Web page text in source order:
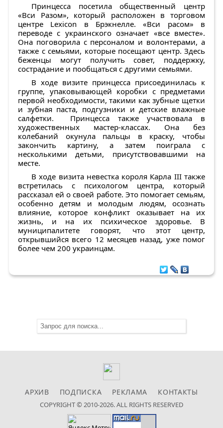
Принцесса посетила общественный центр
«Вси Разом», который расположен в торговом
центре Lexicon в Брэкнелле. «Вси расом» в
переводе с украинского означает «все вместе».
Она поговорила с персоналом и волонтерами, а
также с семьями, которые посещают центр. Здесь
беженцы могут получить совет, поддержку,
сострадание и пообщаться с другими семьями.
В ходе визите принцесса присоединилась к
группе, упаковывающей коробки с предметами
первой необходимости, такими как зубные щетки
и зубная паста, подгузники и детские влажные
салфетки. Принцесса также участвовала в
художественных мастер-классах. Она без
колебаний окунула пальцы в краску, чтобы
закончить картину, а затем поиграла с
несколькими детьми, присутствовавшими на
месте.
В ходе визита невестка короля Карла III также
встретилась с психологом центра, который
рассказал ей о своей работе. Это помогает семьям,
особенно детям и молодым людям, осознать
влияние, которое конфликт оказывает на их
жизнь, и на их психическое здоровье. В
муниципалитете говорят, что этот центр,
открывшийся всего 12 месяцев назад, уже помог
более чем 200 украинцам.
АРХИВ ПОДПИСКА РЕКЛАМА КОНТАКТЫ
COPYRIGHT © 2010-2026. ALL RIGHTS RESERVED